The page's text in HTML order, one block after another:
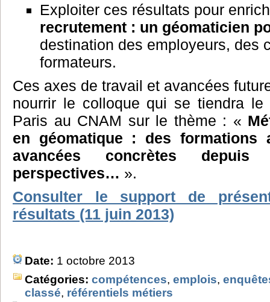
Exploiter ces résultats pour
recrutement : un géomaticien
destination des employeurs, des
formateurs.
Ces axes de travail et avancées
nourrir le colloque qui se tiendra le
Paris au CNAM sur le thème : «
en géomatique : des formations
avancées concrètes
perspectives… ».
Consulter le support de
résultats (11 juin 2013)
Date: 1 octobre 2013
Catégories: compétences, emplois,
classé, référentiels métiers